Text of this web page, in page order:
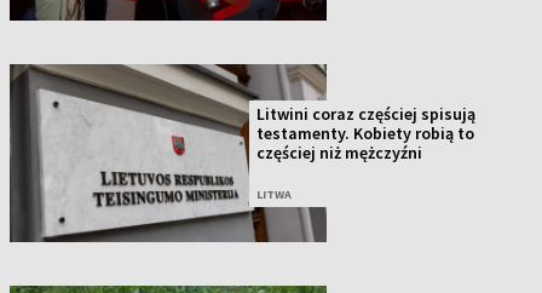
Litwini coraz częściej spisują
testamenty. Kobiety robią to
częściej niż mężczyźni
LITWA